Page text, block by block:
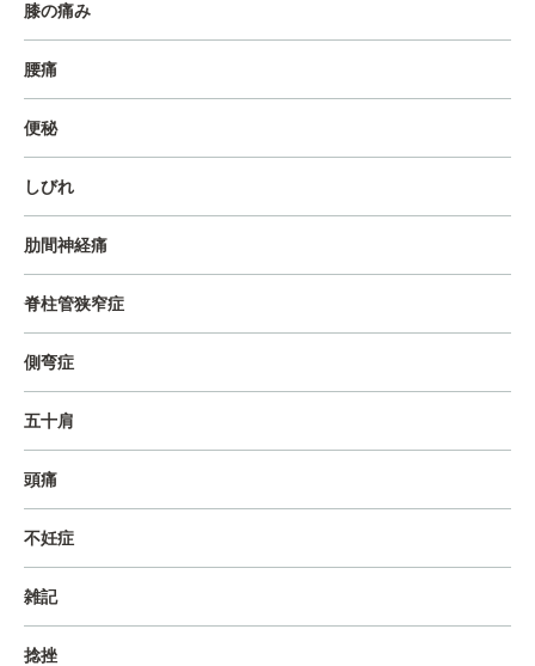
膝の痛み
腰痛
便秘
しびれ
肋間神経痛
脊柱管狭窄症
側弯症
五十肩
頭痛
不妊症
雑記
捻挫